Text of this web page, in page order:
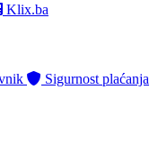
Klix.ba
Sigurnost plaćanja